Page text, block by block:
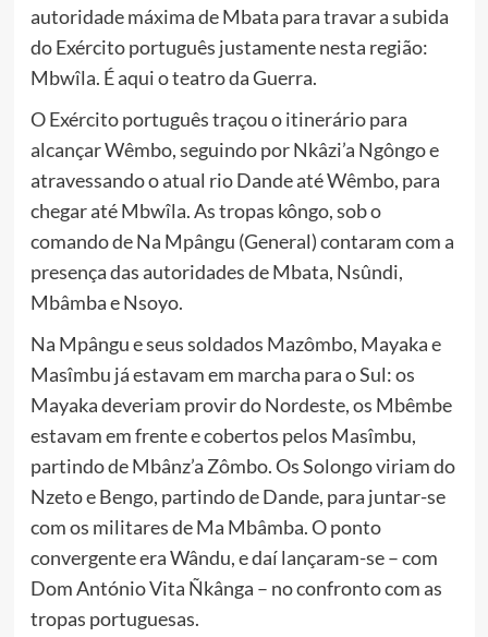
autoridade máxima de Mbata para travar a subida
do Exército português justamente nesta região:
Mbwîla. É aqui o teatro da Guerra.
O Exército português traçou o itinerário para
alcançar Wêmbo, seguindo por Nkâzi’a Ngôngo e
atravessando o atual rio Dande até Wêmbo, para
chegar até Mbwîla. As tropas kôngo, sob o
comando de Na Mpângu (General) contaram com a
presença das autoridades de Mbata, Nsûndi,
Mbâmba e Nsoyo.
Na Mpângu e seus soldados Mazômbo, Mayaka e
Masîmbu já estavam em marcha para o Sul: os
Mayaka deveriam provir do Nordeste, os Mbêmbe
estavam em frente e cobertos pelos Masîmbu,
partindo de Mbânz’a Zômbo. Os Solongo viriam do
Nzeto e Bengo, partindo de Dande, para juntar-se
com os militares de Ma Mbâmba. O ponto
convergente era Wându, e daí lançaram-se – com
Dom António Vita Ñkânga – no confronto com as
tropas portuguesas.